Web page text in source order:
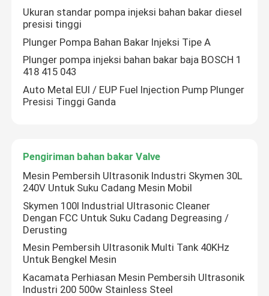
Umum rel Valve
Fuel Injection Pump plunger
Ukuran standar pompa injeksi bahan bakar diesel
presisi tinggi
Plunger Pompa Bahan Bakar Injeksi Tipe A
Plunger pompa injeksi bahan bakar baja BOSCH 1
418 415 043
Auto Metal EUI / EUP Fuel Injection Pump Plunger
Presisi Tinggi Ganda
Pengiriman bahan bakar Valve
Mesin Pembersih Ultrasonik Industri Skymen 30L
240V Untuk Suku Cadang Mesin Mobil
Skymen 100l Industrial Ultrasonic Cleaner
Dengan FCC Untuk Suku Cadang Degreasing /
Derusting
Mesin Pembersih Ultrasonik Multi Tank 40KHz
Untuk Bengkel Mesin
Kacamata Perhiasan Mesin Pembersih Ultrasonik
Industri 200 500w Stainless Steel